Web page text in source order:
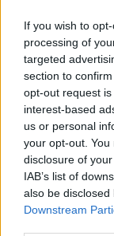
If you wish to
processing of
targeted
section to
opt-out request
interest-based
us or personal
your opt-out.
disclosure of
IAB’s list of
also be
Downstream